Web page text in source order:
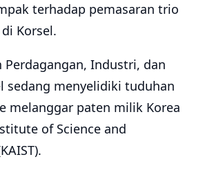
terhadap pemasaran trio
Korsel.
Perdagangan, Industri, dan
sedang menyelidiki tuduhan
melanggar paten milik Korea
of Science and